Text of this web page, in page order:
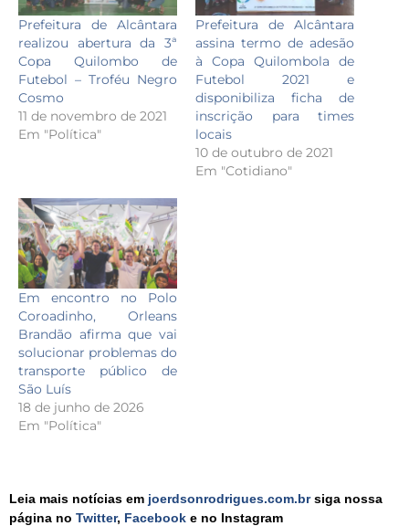
Prefeitura de Alcântara
realizou abertura da 3ª
Copa Quilombo de
Futebol – Troféu Negro
Cosmo
11 de novembro de 2021
Em "Política"
Prefeitura de Alcântara
assina termo de adesão
à Copa Quilombola de
Futebol 2021 e
disponibiliza ficha de
inscrição para times
locais
10 de outubro de 2021
Em "Cotidiano"
Em encontro no Polo
Coroadinho, Orleans
Brandão afirma que vai
solucionar problemas do
transporte público de
São Luís
18 de junho de 2026
Em "Política"
Leia mais notícias em joerdsonrodrigues.com.brsiga nossa
página no Twitter, Facebook e no Instagram